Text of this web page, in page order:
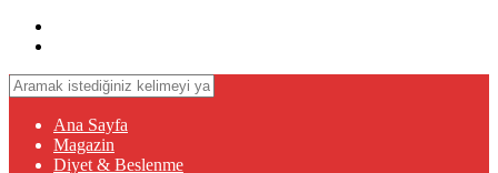
Ana Sayfa
Magazin
Diyet & Beslenme